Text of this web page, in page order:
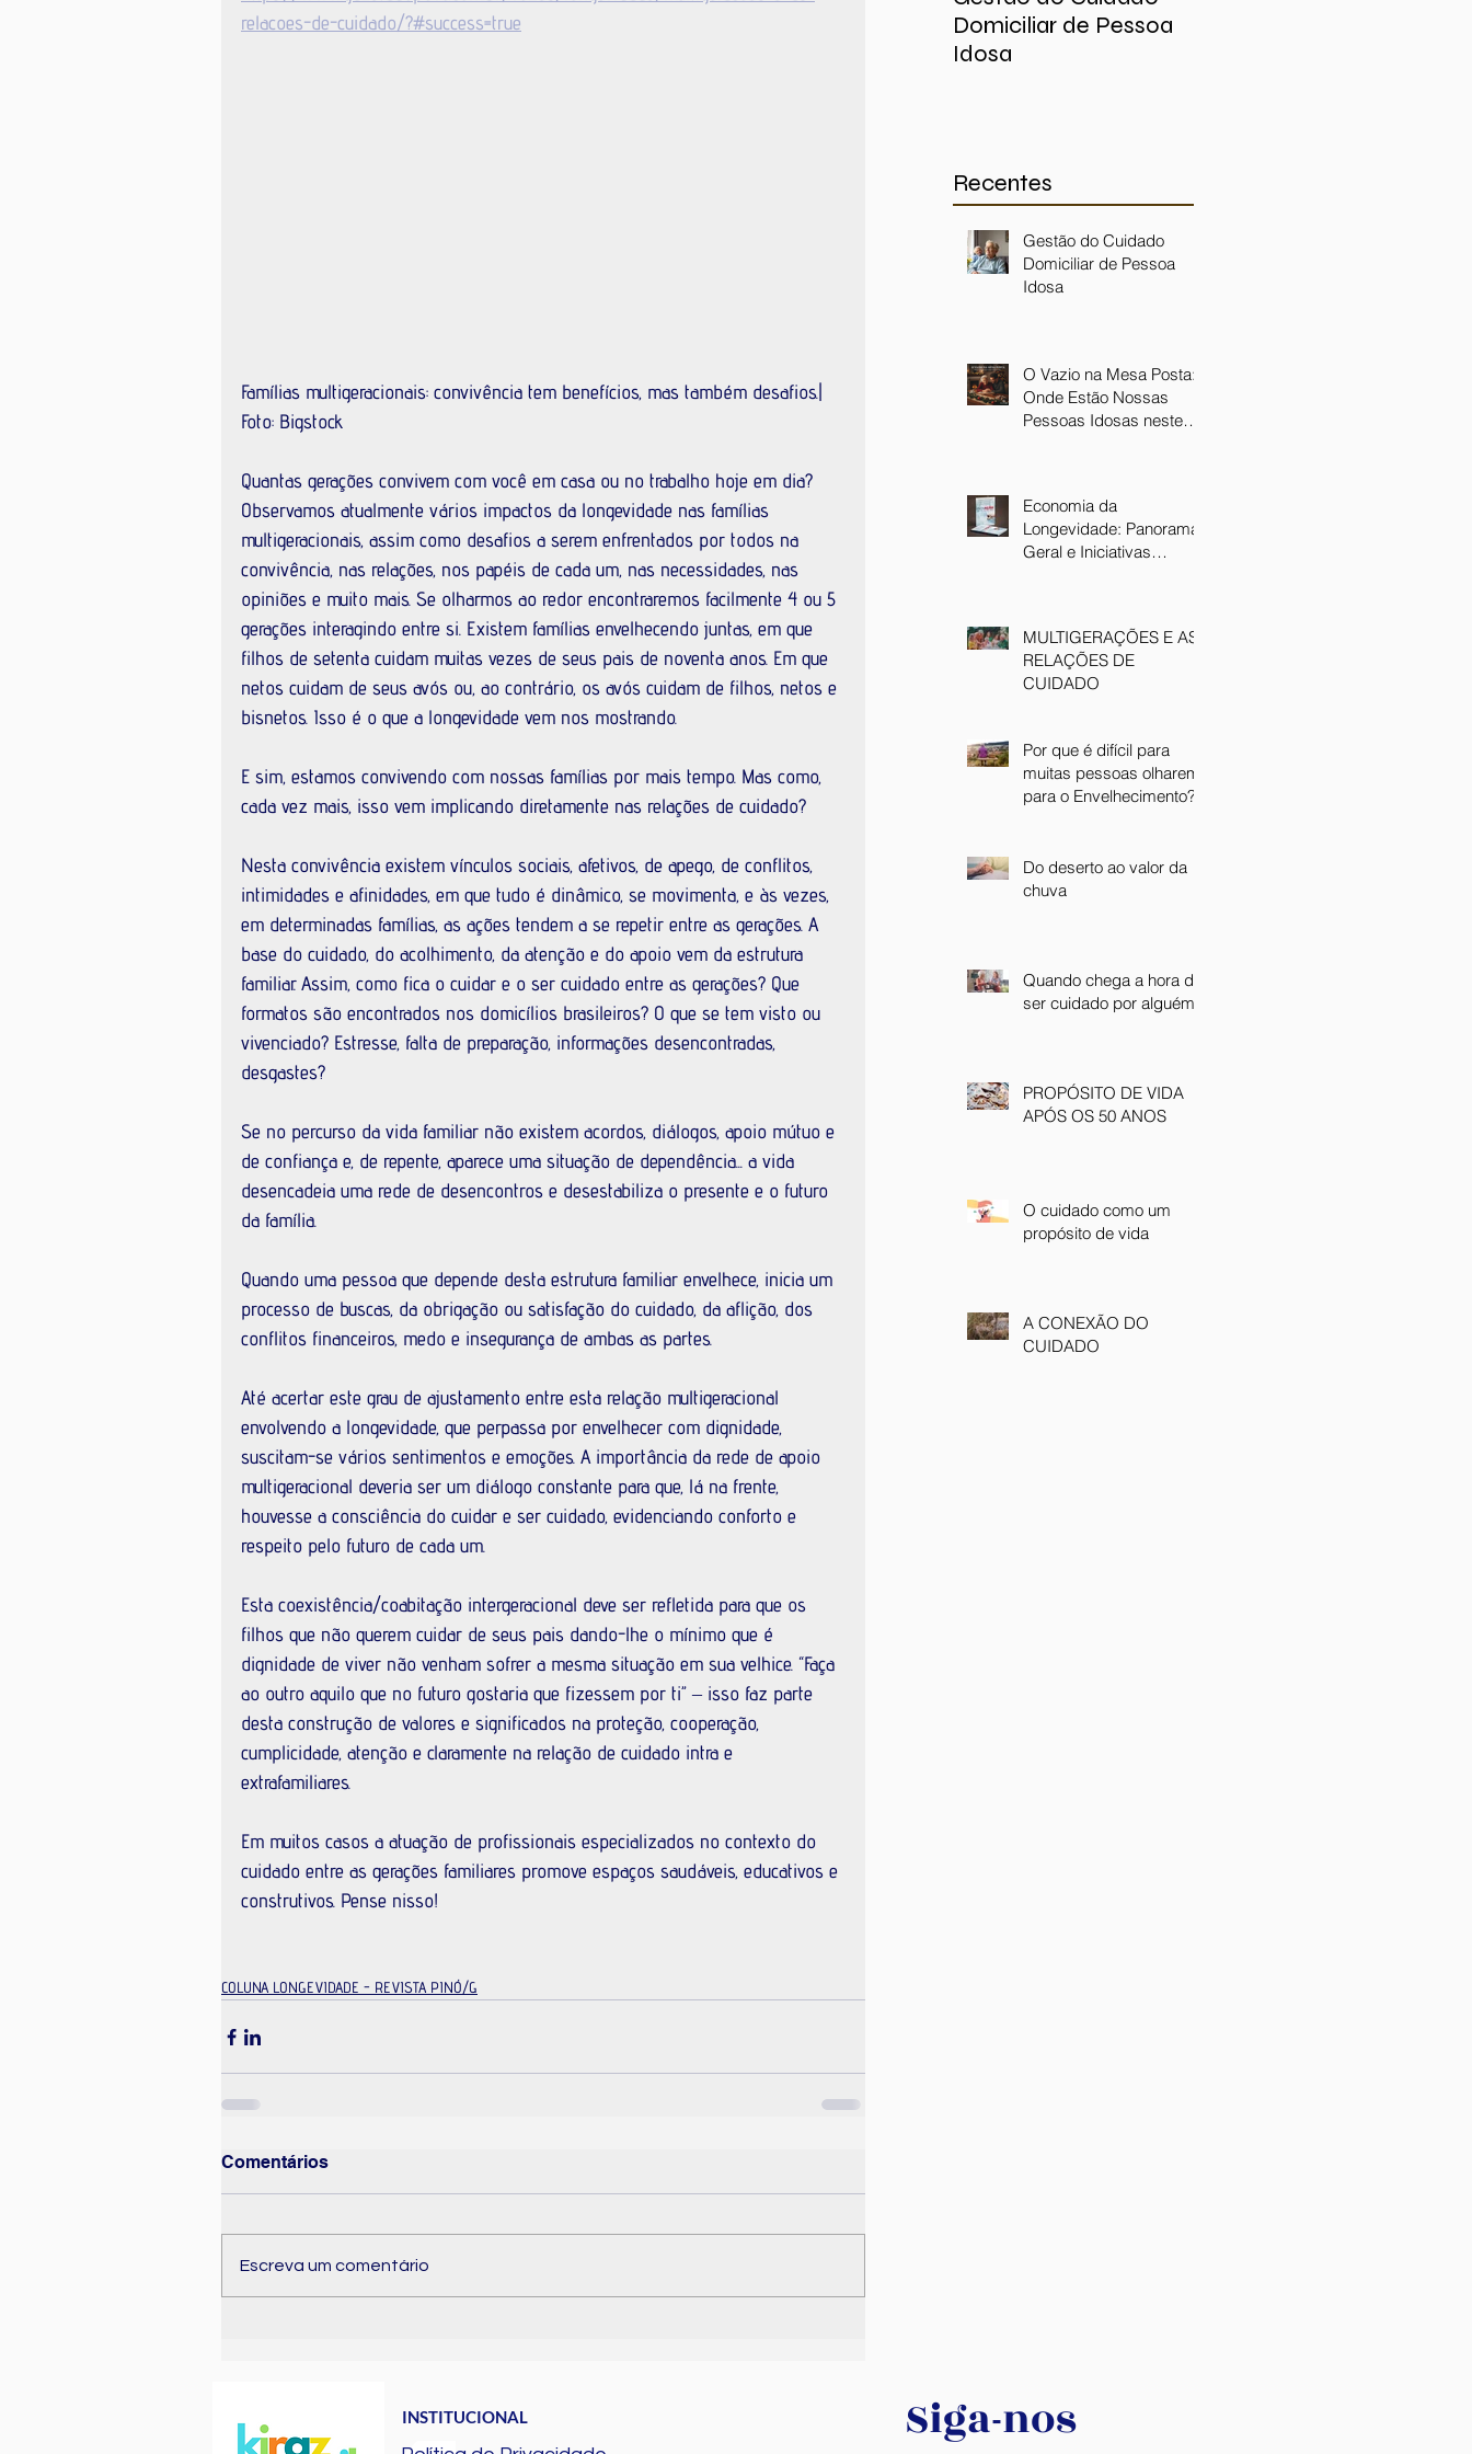
relacoes-de-cuidado/?#success=true
Famílias multigeracionais: convivência tem benefícios, mas também desafios.|
Foto: Bigstock
Quantas gerações convivem com você em casa ou no trabalho hoje em dia?
Observamos atualmente vários impactos da longevidade nas famílias
multigeracionais, assim como desafios a serem enfrentados por todos na
convivência, nas relações, nos papéis de cada um, nas necessidades, nas
opiniões e muito mais. Se olharmos ao redor encontraremos facilmente 4 ou 5
gerações interagindo entre si. Existem famílias envelhecendo juntas, em que
filhos de setenta cuidam muitas vezes de seus pais de noventa anos. Em que
netos cuidam de seus avós ou, ao contrário, os avós cuidam de filhos, netos e
bisnetos. Isso é o que a longevidade vem nos mostrando.
E sim, estamos convivendo com nossas famílias por mais tempo. Mas como,
cada vez mais, isso vem implicando diretamente nas relações de cuidado?
Nesta convivência existem vínculos sociais, afetivos, de apego, de conflitos,
intimidades e afinidades, em que tudo é dinâmico, se movimenta, e às vezes,
em determinadas famílias, as ações tendem a se repetir entre as gerações. A
base do cuidado, do acolhimento, da atenção e do apoio vem da estrutura
familiar. Assim, como fica o cuidar e o ser cuidado entre as gerações? Que
formatos são encontrados nos domicílios brasileiros? O que se tem visto ou
vivenciado? Estresse, falta de preparação, informações desencontra­das,
desgastes?
Se no percurso da vida familiar não existem acordos, diálogos, apoio mútuo e
de confiança e, de repente, aparece uma situação de dependência... a vida
desencadeia uma rede de desencontros e desestabiliza o presente e o futuro
da família.
Quando uma pessoa que depende desta estrutura familiar envelhece, inicia um
processo de buscas, da obrigação ou satisfação do cuidado, da aflição, dos
conflitos financeiros, medo e insegurança de ambas as partes.
Até acertar este grau de ajustamento entre esta relação multigeracional
envolvendo a longevidade, que perpassa por envelhecer com dignidade,
suscitam-se vários sentimentos e emoções. A importância da rede de apoio
multigeracional deveria ser um diálogo constante para que, lá na frente,
houvesse a consciência do cuidar e ser cuidado, evidenciando conforto e
respeito pelo futuro de cada um.
Esta coexistência/coabitação intergeracional deve ser refletida para que os
filhos que não querem cuidar de seus pais dando-lhe o mínimo que é
dignidade de viver não venham sofrer a mesma situação em sua velhice. “Faça
ao outro aquilo que no futuro gostaria que fizessem por ti” – isso faz parte
desta construção de valores e significados na proteção, cooperação,
cumplicidade, atenção e claramente na relação de cuidado intra e
extrafamiliares.
Em muitos casos a atuação de profissionais especializados no contexto do
cuidado entre as gerações familiares promove espaços saudáveis, educativos e
construtivos. Pense nisso!
COLUNA LONGEVIDADE - REVISTA PINÓ/G
Comentários
Escreva um comentário
Domiciliar de Pessoa
Idosa
Recentes
Gestão do Cuidado
Domiciliar de Pessoa
Idosa
O Vazio na Mesa Posta:
Onde Estão Nossas
Pessoas Idosas neste
Economia da
Longevidade: Panorama
Geral e Iniciativas
MULTIGERAÇÕES E AS
RELAÇÕES DE
CUIDADO
Por que é difícil para
muitas pessoas olharem
para o Envelhecimento?
Do deserto ao valor da
chuva
Quando chega a hora de
ser cuidado por alguém
PROPÓSITO DE VIDA
APÓS OS 50 ANOS
O cuidado como um
propósito de vida
A CONEXÃO DO
CUIDADO
INSTITUCIONAL Siga-nos